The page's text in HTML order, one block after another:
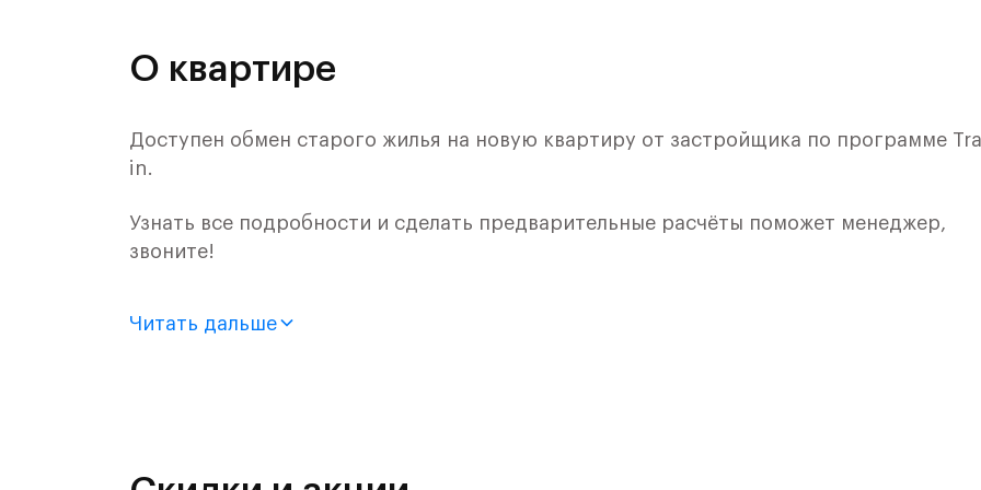
О квартире
Доступен обмен старого жилья на новую квартиру от застройщика по программе
in.
Узнать все подробности и сделать предварительные расчёты поможет менеджер,
звоните!
монолитного дома (Корпус 58, Секция 5) в ЖК «Рублевский Квартал» от группы
и Подушкинским лесами.
Читать дальше